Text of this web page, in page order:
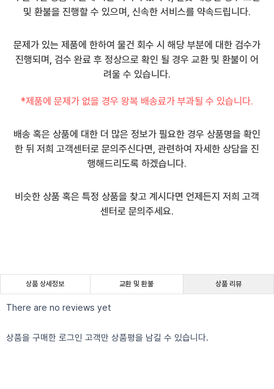
및 환불을 진행할 수 있으며, 신속한 서비스를 약속드립니다.
문제가 있는 제품에 한하여 물건 회수 시 해당 부분에 대한 검수가
진행되며, 검수 완료 후 정상으로 확인 될 경우 교환 및 환불이 어
려울 수 있습니다.
*제품에 문제가 없을 경우 왕복 배송료가 부과될 수 있습니다.
배송 혹은 상품에 대한 더 많은 정보가 필요한 경우 상품명을 확인
한 뒤 저희 고객센터로 문의주신다면, 관련하여 자세한 상담을 진
행해드리도록 하겠습니다.
비슷한 상품 혹은 특정 상품을 찾고 계시다면 언제든지 저희 고객
센터로 문의주세요.
상품 상세정보 교환 및 환불 상품 리뷰
There are no reviews yet
상품을 구매한 로그인 고객만 상품평을 남길 수 있습니다.